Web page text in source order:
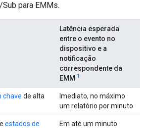
para EMMs.
Latência esperada
entre o evento no
dispositivo e a
notificação
correspondente da
EMM 1
chave de alta
Imediato, no máximo
um relatório por minuto
estados de
Em até um minuto